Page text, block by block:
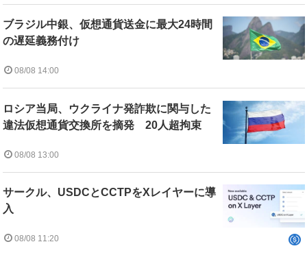
ブラジル中銀、仮想通貨送金に最大24時間
の遅延義務付け
08/08 14:00
ロシア当局、ウクライナ発詐欺に関与した
違法仮想通貨交換所を摘発 20人超拘束
08/08 13:00
サークル、USDCとCCTPをXレイヤーに導
入
08/08 11:20